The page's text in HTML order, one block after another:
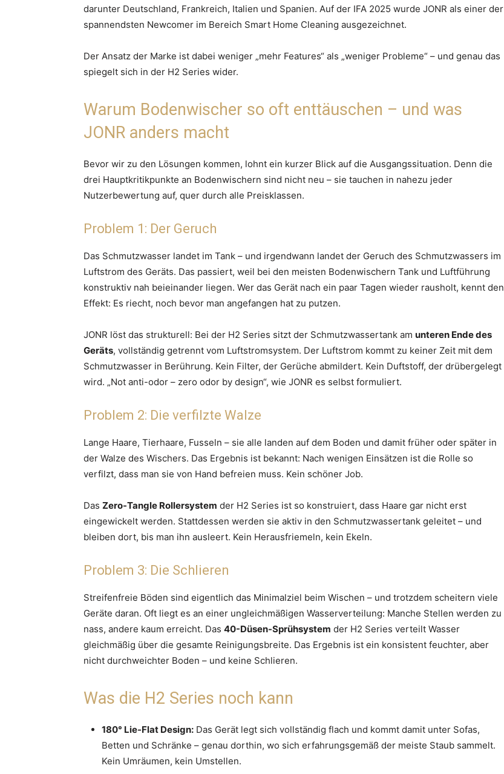
darunter Deutschland, Frankreich, Italien und Spanien. Auf der IFA 2025 wurde JONR als einer der
spannendsten Newcomer im Bereich Smart Home Cleaning ausgezeichnet.
Der Ansatz der Marke ist dabei weniger „mehr Features“ als „weniger Probleme“ – und genau das
spiegelt sich in der H2 Series wider.
Warum Bodenwischer so oft enttäuschen – und was
JONR anders macht
Bevor wir zu den Lösungen kommen, lohnt ein kurzer Blick auf die Ausgangssituation. Denn die
drei Hauptkritikpunkte an Bodenwischern sind nicht neu – sie tauchen in nahezu jeder
Nutzerbewertung auf, quer durch alle Preisklassen.
Problem 1: Der Geruch
Das Schmutzwasser landet im Tank – und irgendwann landet der Geruch des Schmutzwassers im
Luftstrom des Geräts. Das passiert, weil bei den meisten Bodenwischern Tank und Luftführung
konstruktiv nah beieinander liegen. Wer das Gerät nach ein paar Tagen wieder rausholt, kennt den
Effekt: Es riecht, noch bevor man angefangen hat zu putzen.
JONR löst das strukturell: Bei der H2 Series sitzt der Schmutzwassertank am unteren Ende des
Geräts, vollständig getrennt vom Luftstromsystem. Der Luftstrom kommt zu keiner Zeit mit dem
Schmutzwasser in Berührung. Kein Filter, der Gerüche abmildert. Kein Duftstoff, der drübergelegt
wird. „Not anti-odor – zero odor by design“, wie JONR es selbst formuliert.
Problem 2: Die verfilzte Walze
Lange Haare, Tierhaare, Fusseln – sie alle landen auf dem Boden und damit früher oder später in
der Walze des Wischers. Das Ergebnis ist bekannt: Nach wenigen Einsätzen ist die Rolle so
verfilzt, dass man sie von Hand befreien muss. Kein schöner Job.
Das Zero-Tangle Rollersystem der H2 Series ist so konstruiert, dass Haare gar nicht erst
eingewickelt werden. Stattdessen werden sie aktiv in den Schmutzwassertank geleitet – und
bleiben dort, bis man ihn ausleert. Kein Herausfriemeln, kein Ekeln.
Problem 3: Die Schlieren
Streifenfreie Böden sind eigentlich das Minimalziel beim Wischen – und trotzdem scheitern viele
Geräte daran. Oft liegt es an einer ungleichmäßigen Wasserverteilung: Manche Stellen werden zu
nass, andere kaum erreicht. Das 40-Düsen-Sprühsystem der H2 Series verteilt Wasser
gleichmäßig über die gesamte Reinigungsbreite. Das Ergebnis ist ein konsistent feuchter, aber
nicht durchweichter Boden – und keine Schlieren.
Was die H2 Series noch kann
180° Lie-Flat Design: Das Gerät legt sich vollständig flach und kommt damit unter Sofas,
Betten und Schränke – genau dorthin, wo sich erfahrungsgemäß der meiste Staub sammelt.
Kein Umräumen, kein Umstellen.